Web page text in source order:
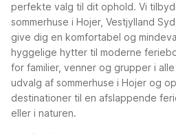
perfekte valg til dit ophold. Vi
sommerhuse i Hojer, Vestjylland
give dig en komfortabel og
hyggelige hytter til moderne
for familier, venner og grupper i
udvalg af sommerhuse i Hojer og
destinationer til en afslappende
eller i naturen.